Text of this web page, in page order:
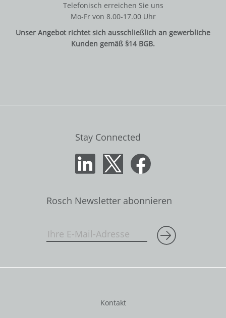
Telefonisch erreichen Sie uns
Mo-Fr von 8.00-17.00 Uhr
Unser Angebot richtet sich ausschließlich an gewerbliche
Kunden gemäß §14 BGB.
Stay Connected
Rosch Newsletter abonnieren
Kontakt